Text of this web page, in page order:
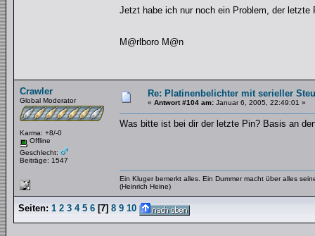
Jetzt habe ich nur noch ein Problem, der
M@rlboro M@n
Crawler
Global Moderator
Karma: +8/-0
Offline
Geschlecht:
Beiträge: 1547
Re: Platinenbelichter mit serieller
« Antwort #104 am: Januar 6, 2005, 22:49:01 »
Was bitte ist bei dir der letzte Pin? Basis an
Ein Kluger bemerkt alles. Ein Dummer macht über alles
(Heinrich Heine)
Seiten: 1 2 3 4 5 6 [7] 8 9 10